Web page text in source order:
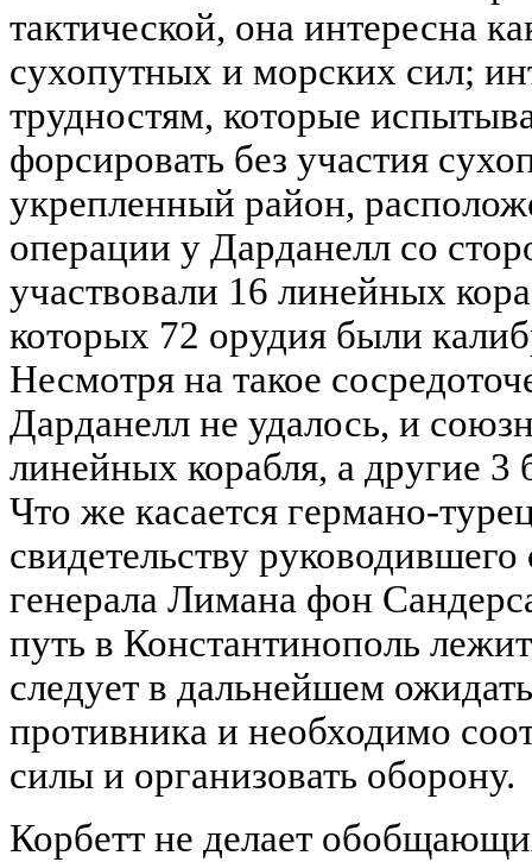
тактической, она интересна
сухопутных и морских сил;
трудностям, которые
форсировать без участия
укрепленный район,
операции у Дарданелл со
участвовали 16 линейных
которых 72 орудия были
Несмотря на такое
Дарданелл не удалось, и
линейных корабля, а другие
Что же касается германо-
свидетельству
генерала Лимана фон
путь в Константинополь
следует в дальнейшем
противника и необходимо
силы и организовать оборону.
Корбетт не делает